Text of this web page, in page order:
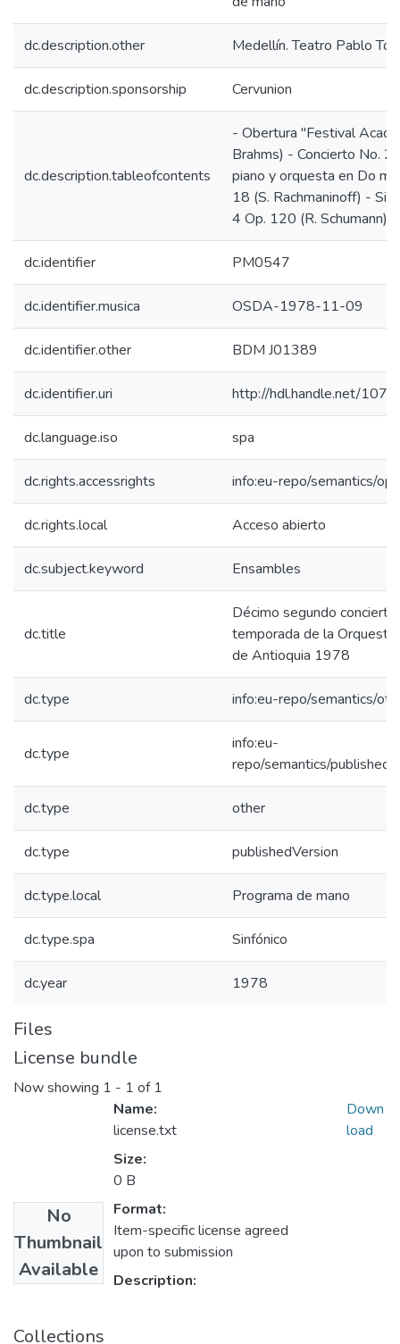
dc.description.other Medellín. Teatro Pablo
dc.description.sponsorship Cervunion
dc.description.tableofcontents
- Obertura "Festival
Brahms) - Concierto No. 2
piano y orquesta en Do
18 (S. Rachmaninoff) -
4 Op. 120 (R. Schumann)
dc.identifier PM0547
dc.identifier.musica OSDA-1978-11-09
dc.identifier.other BDM J01389
dc.identifier.uri http://hdl.handle.net/
dc.language.iso spa
dc.rights.accessrights info:eu-repo/semantics/
dc.rights.local Acceso abierto
dc.subject.keyword Ensambles
dc.title
Décimo segundo
temporada de la Orquesta
de Antioquia 1978
dc.type info:eu-repo/semantics/
dc.type
info:eu-
repo/semantics/
dc.type other
dc.type publishedVersion
dc.type.local Programa de mano
dc.type.spa Sinfónico
dc.year 1978
Files
License bundle
Now showing 1 - 1 of 1
No
Thumbnail
Available
Name:
license.txt
Size:
0 B
Format:
Item-specific license agreed
upon to submission
Description:
Down
load
Collections